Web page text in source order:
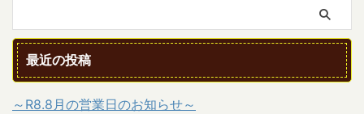
最近の投稿
～R8.8月の営業日のお知らせ～